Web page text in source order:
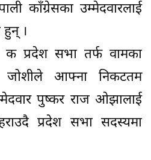
काँग्रेसका उम्मेदवारलाई
हुन् ।
क प्रदेश सभा तर्फ वामका
जोशीले आफ्ना निकटतम
पुष्कर राज ओझालाई
प्रदेश सभा सदस्यमा